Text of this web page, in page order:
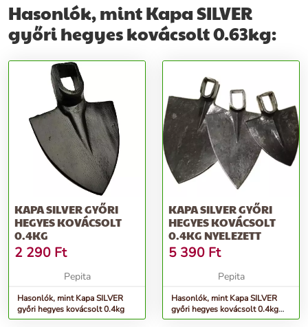
Hasonlók, mint Kapa SILVER
győri hegyes kovácsolt 0.63kg:
KAPA SILVER GYŐRI
HEGYES KOVÁCSOLT
0.4KG
2 290 Ft
Pepita
Hasonlók, mint Kapa SILVER
győri hegyes kovácsolt 0.4kg
KAPA SILVER GYŐRI
HEGYES KOVÁCSOLT
0.4KG NYELEZETT
5 390 Ft
Pepita
Hasonlók, mint Kapa SILVER
győri hegyes kovácsolt 0.4kg
NYELEZETT